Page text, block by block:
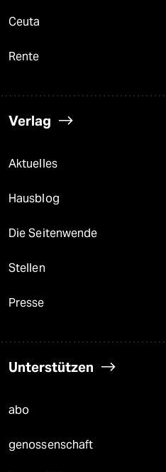
Ceuta
Rente
Verlag
Aktuelles
Hausblog
Die Seitenwende
Stellen
Presse
Unterstützen
abo
genossenschaft